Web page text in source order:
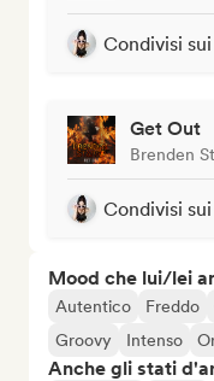
Condivisi
Get Out
Brenden
Condivisi
Mood che lui/lei
Autentico Freddo
Groovy
Intenso
Anche gli stati